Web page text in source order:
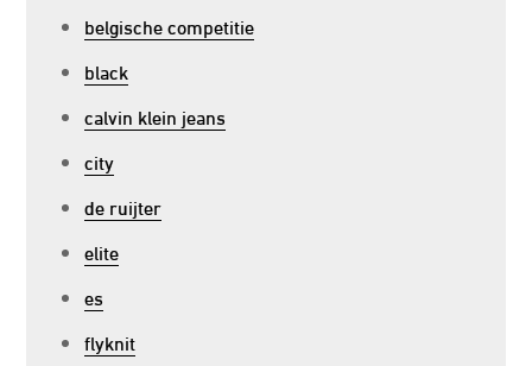
belgische competitie
black
calvin klein jeans
city
de ruijter
elite
es
flyknit